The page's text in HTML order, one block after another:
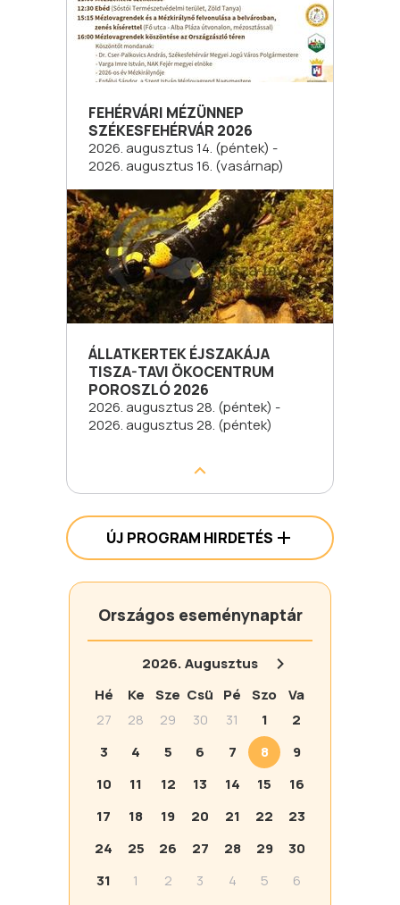
FEHÉRVÁRI MÉZÜNNEP
SZÉKESFEHÉRVÁR 2026
2026. augusztus 14. (péntek) -
2026. augusztus 16. (vasárnap)
ÁLLATKERTEK ÉJSZAKÁJA
TISZA-TAVI ÖKOCENTRUM
POROSZLÓ 2026
2026. augusztus 28. (péntek) -
2026. augusztus 28. (péntek)
ÚJ PROGRAM HIRDETÉS
Országos eseménynaptár
2026.Augusztus
Hé
Ke Sze Csü Pé Szo
Va
27
28 29 30 31 1
2
3
4 5 6 7 8
9
10
11 12 13 14 15
16
17
18 19 20 21 22
23
24
25 26 27 28 29
30
31
1 2 3 4 5 6